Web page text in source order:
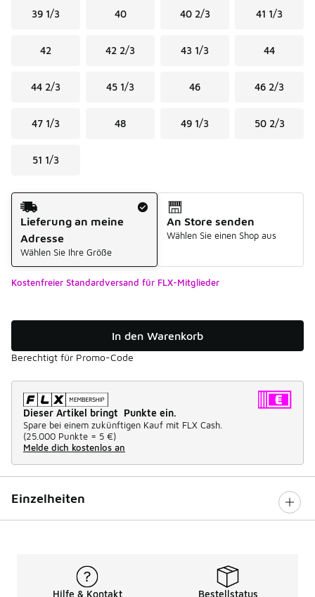
39 1/3 40 40 2/3 41 1/3
42 42 2/3 43 1/3 44
44 2/3 45 1/3 46 46 2/3
47 1/3 48 49 1/3 50 2/3
51 1/3
Versandart
Lieferung an meine
Adresse
Wählen Sie Ihre Größe
An Store senden
Wählen Sie einen Shop aus
Kostenfreier Standardversand für FLX-Mitglieder
In den Warenkorb
Berechtigt für Promo-Code
Dieser Artikel bringt Punkte ein.
Spare bei einem zukünftigen Kauf mit FLX Cash.
(25.000 Punkte = 5 €)
Melde dich kostenlos an
Einzelheiten
Hilfe & Kontakt Bestellstatus